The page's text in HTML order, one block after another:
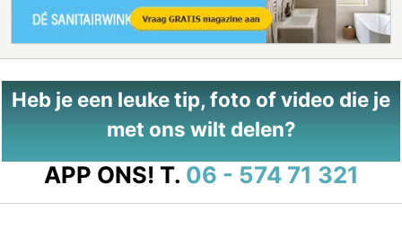
Heb je een leuke tip, foto of video die je
met ons wilt delen?
APP ONS! T. 06 - 574 71 321